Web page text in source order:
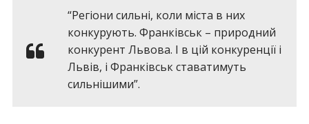
“Регіони сильні, коли міста в них
конкурують. Франківськ – природний
конкурент Львова. І в цій конкуренції і
Львів, і Франківськ ставатимуть
сильнішими”.